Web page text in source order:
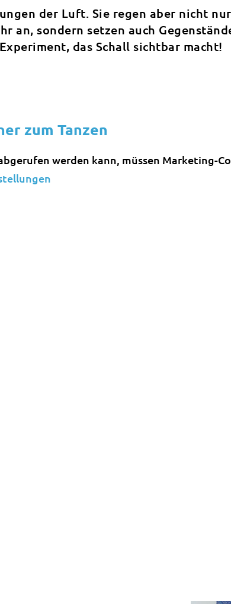
der Luft. Sie regen aber nicht
an, sondern setzen auch
das Schall sichtbar macht!
zum Tanzen
werden kann, müssen Marketing-